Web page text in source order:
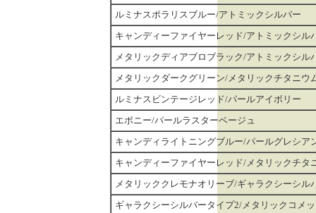
ルミナスポラリスブルー/アトミックシルバー
キャンディーファイヤーレッド/アトミックシル
メタリックディアブロブラック/アトミックシル
メタリックダークグリーン/メタリックチタニウ
ルミナスビンテージレッド/パールアイボリー
エボニー/パールラスターベージュ
キャンディライトニングブルー/パールグレシア
キャンディーファイヤーレッド/メタリックチタ
メタリッククレモナオリーブ/ギャラクシーシル
ギャラクシーシルバータイプ2/メタリックコメ